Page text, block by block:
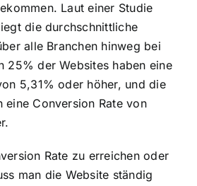
Laut einer Studie
die durchschnittliche
alle Branchen hinweg bei
25% der Websites haben eine
5,31% oder höher, und die
eine Conversion Rate von
Rate zu erreichen oder
man die Website ständig